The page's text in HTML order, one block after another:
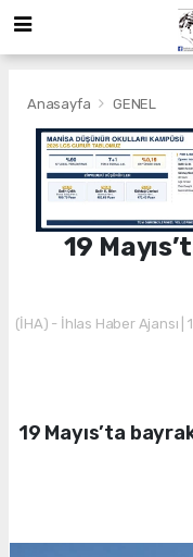
Anasayfa GENEL
19
(İHA) - İhlas Haber Ajansı |
19 Mayıs’ta